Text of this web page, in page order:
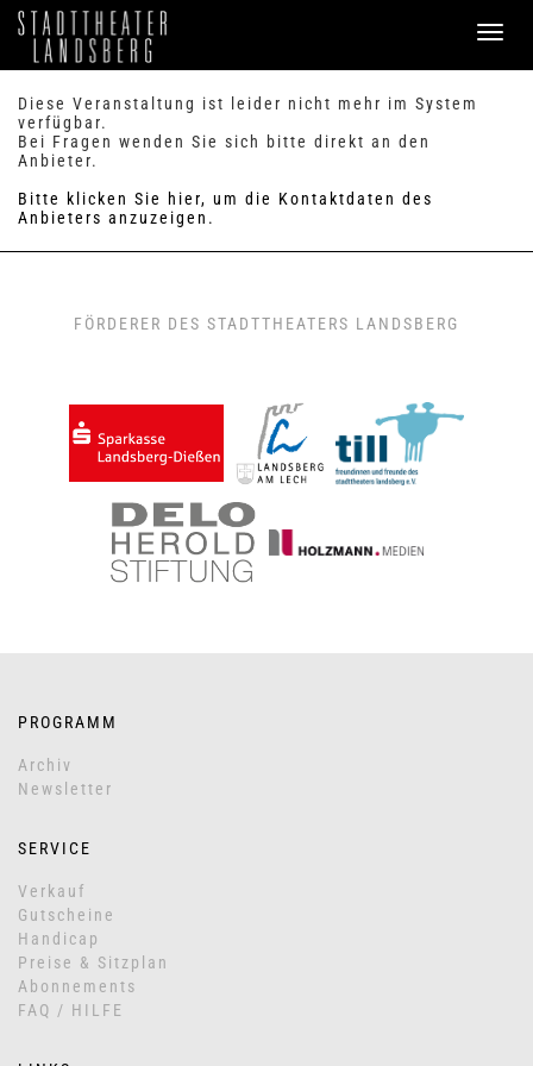
PROGRAMM
SERVICE
Preise & Sitzplan
Abonnements
Handicap
KONTAKT
Einmietung
ANMELDEN
Diese Veranstaltung ist leider nicht mehr im System
verfügbar.
Bei Fragen wenden Sie sich bitte direkt an den
Anbieter.
Bitte klicken Sie hier, um die Kontaktdaten des
Anbieters anzuzeigen.
FÖRDERER DES STADTTHEATERS LANDSBERG
PROGRAMM
Archiv
Newsletter
SERVICE
Verkauf
Gutscheine
Handicap
Preise & Sitzplan
Abonnements
FAQ / HILFE